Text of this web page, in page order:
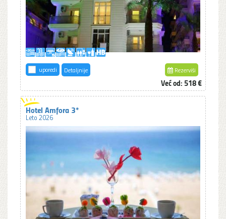
uporedi Detaljnije Rezerviši
Već od: 518 €
Hotel Amfora 3*
Leto 2026